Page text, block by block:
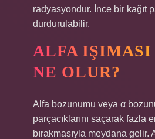
radyasyondur. İnce bir kağıt
durdurulabilir.
ALFA IŞIMASI
NE OLUR?
Alfa bozunumu veya α
parçacıklarını saçarak fazla
bırakmasıyla meydana gelir.